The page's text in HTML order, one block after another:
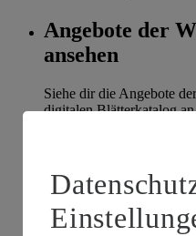
Angebote der
ansehen
Siehe dir die Angebote
digitalen Blätterkatalog
Super Sommer
Prospekt Super Sommer